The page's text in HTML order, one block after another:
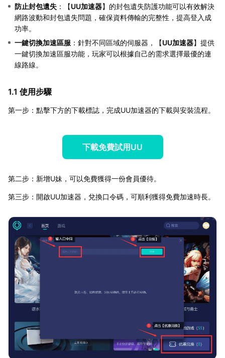
防止封包遺失 ：【UU加速器】的封包遺失防護功能可以有效解決
網路波動和封包遺失問題，確保資料傳輸的完整性，提高登入成
功率。
一鍵切換加速區服 ：針對不同區域的伺服器，【UU加速器】提供
一鍵切換加速區服功能，玩家可以根據自己的需求選擇最優的連
線路線。
1.1 使用步驟
第一步：點擊下方的下載標誌，完成UU加速器的下載與安裝流程。
下載免費試用UU
第二步：新增U妹，可以免費獲得一份會員優待。
第三步：開啟UU加速器，兌換口令碼，可順利獲得免費加速時長。